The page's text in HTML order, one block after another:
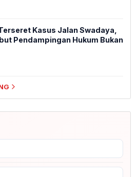
Kasus Jalan Swadaya,
Pendampingan Hukum Bukan